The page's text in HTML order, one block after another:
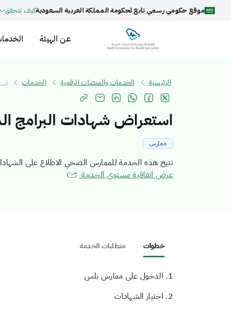
موقع حكومي رسمي تابع لحكومة المملكة العربية السعوديةكيف تتحقق
عن الهيئة
الرئيسية الخدمات والمنصات الرقمية الخدمات
استعراض شهادات البرامج
ممارس
تتيح هذه الخدمة للممارس الصحي الاطلاع على
عرض اتفاقية مستوى الخدمة
خطوات متطلبات الخدمة
1. الدخول على ممارس بلس
2. اختيار الشهادات